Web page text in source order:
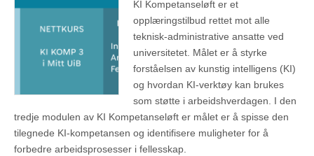
KI Kompetanseløft er et
opplæringstilbud rettet mot alle
teknisk-administrative ansatte ved
universitetet. Målet er å styrke
forståelsen av kunstig intelligens (KI)
og hvordan KI-verktøy kan brukes
som støtte i arbeidshverdagen. I den
tredje modulen av KI Kompetanseløft er målet er å spisse den
tilegnede KI-kompetansen og identifisere muligheter for å
forbedre arbeidsprosesser i fellesskap.